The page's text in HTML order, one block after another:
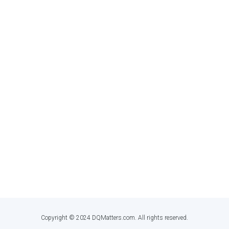
Copyright © 2024 DQMatters.com. All rights reserved.